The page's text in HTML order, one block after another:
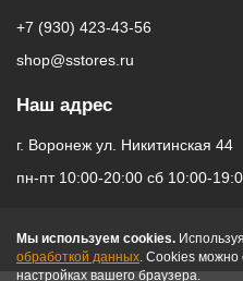
Мы используем cookies.
обработкой данных. Cookies можно
настройках вашего браузера.
+7 (930) 423-43-56
shop@sstores.ru
Наш адрес
г. Воронеж ул. Никитинская 44
пн-пт 10:00-20:00 сб 10:00-